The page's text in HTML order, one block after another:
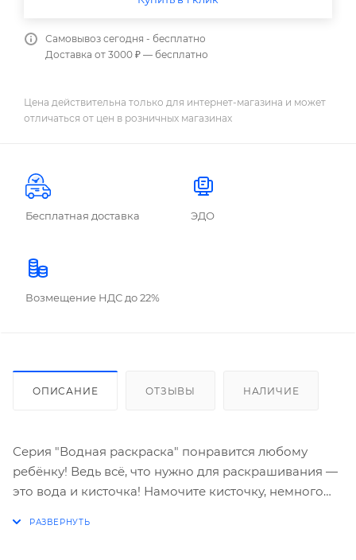
Самовывоз сегодня - бесплатно
Доставка от 3000 ₽ — бесплатно
Цена действительна только для интернет-магазина и может
отличаться от цен в розничных магазинах
Бесплатная доставка ЭДО
Возмещение НДС до 22%
ОПИСАНИЕ ОТЗЫВЫ НАЛИЧИЕ
Серия "Водная раскраска" понравится любому
ребёнку! Ведь всё, что нужно для раскрашивания —
это вода и кисточка! Намочите кисточку, немного